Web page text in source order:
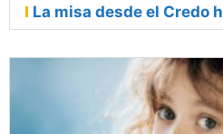
La misa desde el Credo